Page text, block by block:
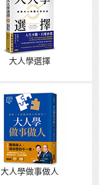
大人學選擇
大人學做事做人